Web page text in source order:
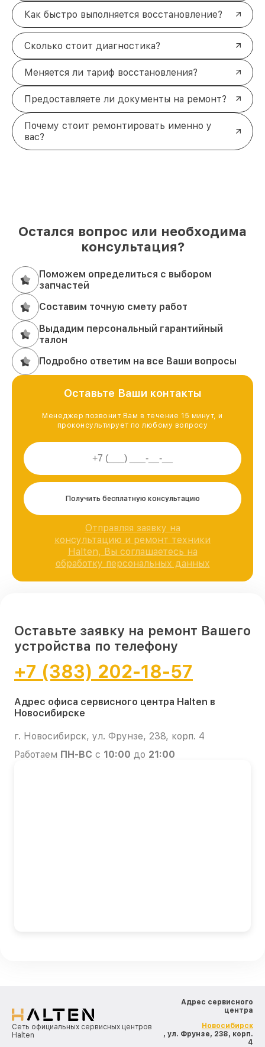
Как быстро выполняется восстановление?
Сколько стоит диагностика?
Меняется ли тариф восстановления?
Предоставляете ли документы на ремонт?
Почему стоит ремонтировать именно у
вас?
Остался вопрос или необходима
консультация?
Поможем определиться с выбором
запчастей
Составим точную смету работ
Выдадим персональный гарантийный
талон
Подробно ответим на все Ваши вопросы
Оставьте Ваши контакты
Менеджер позвонит Вам в течение 15 минут, и
проконсультирует по любому вопросу
Получить бесплатную консультацию
Отправляя заявку на
консультацию и ремонт техники
Halten, Вы соглашаетесь на
обработку персональных данных
Оставьте заявку на ремонт Вашего
устройства по телефону
+7 (383) 202-18-57
Адрес офиса сервисного центра Halten в
Новосибирске
г. Новосибирск, ул. Фрунзе, 238, корп. 4
Работаем ПН-ВС с 10:00 до 21:00
Сеть официальных сервисных центров
Halten
Адрес сервисного
центра
Новосибирск
, ул. Фрунзе, 238, корп.
4